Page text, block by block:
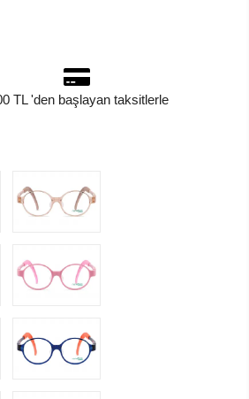
TL 'den başlayan taksitlerle